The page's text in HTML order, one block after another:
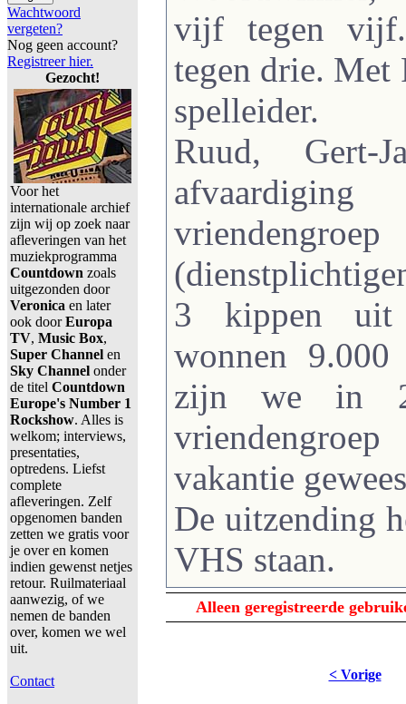
Wachtwoord
vergeten?
Nog geen account?
Registreer hier.
Gezocht!
Voor het
internationale archief
zijn wij op zoek naar
afleveringen van het
muziekprogramma
Countdown zoals
uitgezonden door
Veronica en later
ook doorEuropa
TV, Music Box,
Super Channel en
Sky Channel onder
de titel Countdown
Europe's Number 1
Rockshow. Alles is
welkom; interviews,
presentaties,
optredens. Liefst
complete
afleveringen. Zelf
opgenomen banden
zetten we gratis voor
je over en komen
indien gewenst netjes
retour. Ruilmateriaal
aanwezig, of we
nemen de banden
over, komen we wel
uit.
Contact
vijf tegen
tegen drie. Met
spelleider.
Ruud,
3 kippen uit
wonnen 9.000
zijn we in
vakantie
De uitzending
VHS staan.
Alleen geregistreerde
< Vorige